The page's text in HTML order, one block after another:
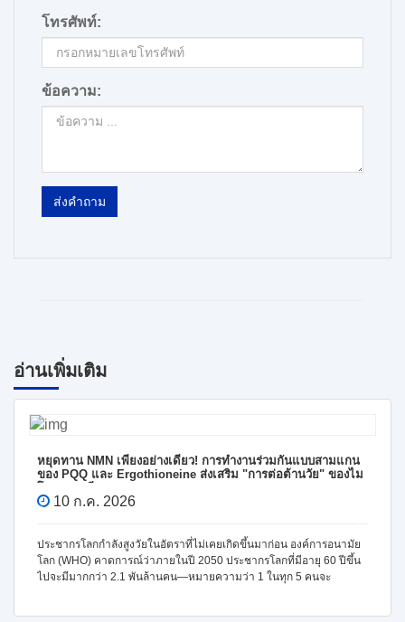
โทรศัพท์:
ข้อความ:
ส่งคำถาม
อ่านเพิ่มเติม
หยุดทาน NMN เพียงอย่างเดียว! การทำงานร่วมกันแบบสามแกน
ของ PQQ และ Ergothioneine ส่งเสริม "การต่อต้านวัย" ของไม
10 ก.ค. 2026
ประชากรโลกกำลังสูงวัยในอัตราที่ไม่เคยเกิดขึ้นมาก่อน องค์การอนามัย
โลก (WHO) คาดการณ์ว่าภายในปี 2050 ประชากรโลกที่มีอายุ 60 ปีขึ้น
ไปจะมีมากกว่า 2.1 พันล้านคน—หมายความว่า 1 ในทุก 5 คนจะ